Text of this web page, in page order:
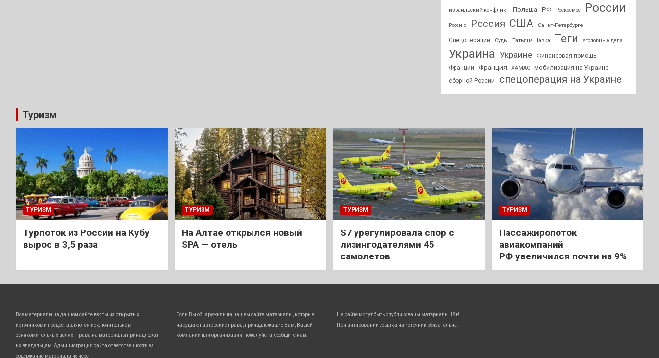
израильский конфликт Польша РФ Роскосмос России
Россию Россия США Санкт-Петербурге
Спецоперации Суды Татьяна Навка Теги Уголовные дела
Украина Украине
Финансовая помощь
Франции
Франция ХАМАС мобилизация на Украине
сборной России спецоперация на Украине
Туризм
ТУРИЗМ
Турпоток из России на Кубу
вырос в 3,5 раза
ТУРИЗМ
На Алтае открылся новый
SPA — отель
ТУРИЗМ
S7 урегулировала спор с
лизингодателями 45
самолетов
ТУРИЗМ
Пассажиропоток
авиакомпаний
РФ увеличился почти на 9%
Все материалы на данном сайте взяты из открытых
источников и предоставляются исключительно в
ознакомительных целях. Права на материалы принадлежат
их владельцам. Администрация сайта ответственности за
содержание материала не несет.
Если Вы обнаружили на нашем сайте материалы, которые
нарушают авторские права, принадлежащие Вам, Вашей
компании или организации, пожалуйста, сообщите нам.
На сайте могут быть опубликованы материалы 18+!
При цитировании ссылка на источник обязательна.